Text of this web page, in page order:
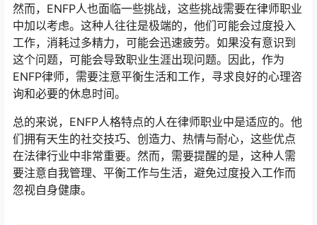
然而，ENFP人也面临一些挑战，这些挑战需要在律师职业
中加以考虑。这种人往往是极端的，他们可能会过度投入
工作，消耗过多精力，可能会迅速疲劳。如果没有意识到
这个问题，可能会导致职业生涯出现问题。因此，作为
ENFP律师，需要注意平衡生活和工作，寻求良好的心理咨
询和必要的休息时间。
总的来说，ENFP人格特点的人在律师职业中是适应的。他
们拥有天生的社交技巧、创造力、热情与耐心，这些优点
在法律行业中非常重要。然而，需要提醒的是，这种人需
要注意自我管理、平衡工作与生活，避免过度投入工作而
忽视自身健康。